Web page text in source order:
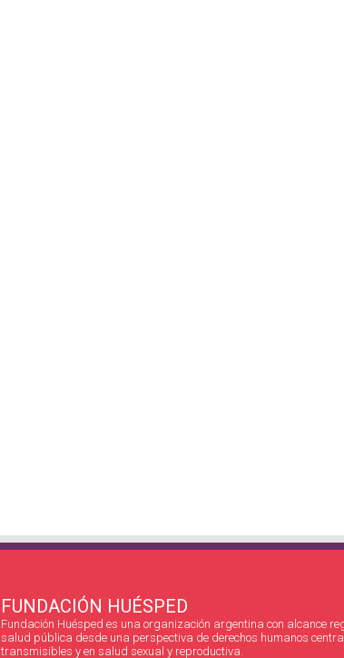
FUNDACIÓN HUÉSPED
Fundación Huésped es una organización argentina con alcance
salud pública desde una perspectiva de derechos humanos
transmisibles y en salud sexual y reproductiva.